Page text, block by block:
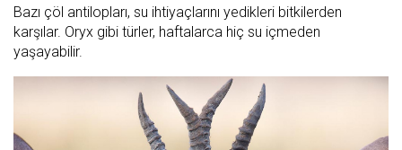
Bazı çöl antilopları, su ihtiyaçlarını yedikleri bitkilerden
karşılar. Oryx gibi türler, haftalarca hiç su içmeden
yaşayabilir.